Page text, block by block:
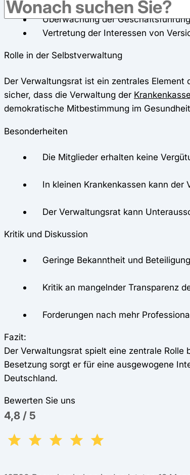
Wahl und Kontrolle des Vorstands
Überwachung der Geschäftsführung
Vertretung der Interessen von
Rolle in der Selbstverwaltung
Der Verwaltungsrat ist ein zentrales
sicher, dass die Verwaltung der
demokratische Mitbestimmung im
Besonderheiten
Die Mitglieder erhalten keine
In kleinen Krankenkassen kann der
Der Verwaltungsrat kann
Kritik und Diskussion
Geringe Bekanntheit und
Kritik an mangelnder Transparenz
Forderungen nach mehr
Fazit:
Der Verwaltungsrat spielt eine zentrale
Besetzung sorgt er für eine ausgewogene
Deutschland.
Bewerten Sie uns
4,8 / 5